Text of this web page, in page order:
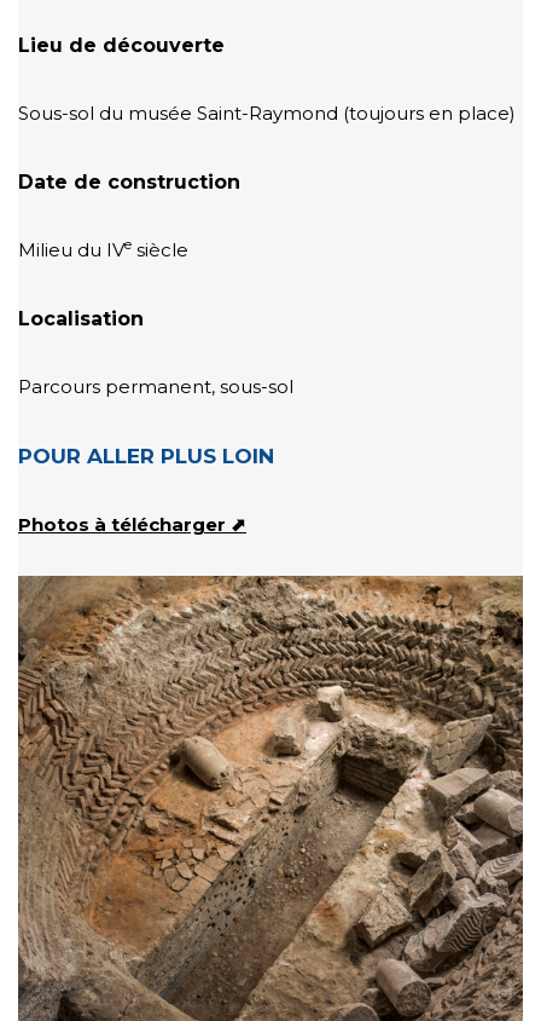
Lieu de découverte
Sous-sol du musée Saint-Raymond (toujours en place)
Date de construction
Milieu du IVe siècle
Localisation
Parcours permanent, sous-sol
POUR ALLER PLUS LOIN
Photos à télécharger ⬈